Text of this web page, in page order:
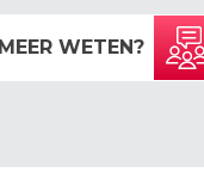
MEER WETEN?